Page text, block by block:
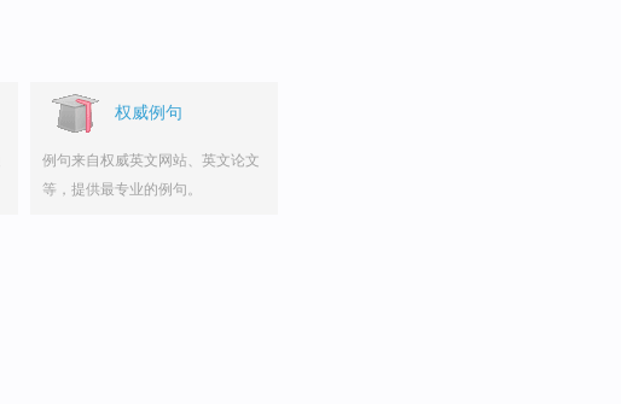
权威例句
例句来自权威英文网站、英文论文
等，提供最专业的例句。